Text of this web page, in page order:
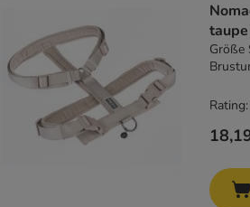
taupe
Größe